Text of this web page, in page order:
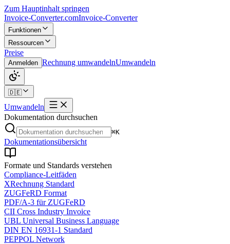
Zum Hauptinhalt springen
Invoice-Converter.comInvoice-Converter
Funktionen
Ressourcen
Preise
Anmelden Rechnung umwandelnUmwandeln
🇩🇪
Umwandeln
Dokumentation durchsuchen
⌘K
Dokumentationsübersicht
Formate und Standards verstehen
Compliance-Leitfäden
XRechnung Standard
ZUGFeRD Format
PDF/A-3 für ZUGFeRD
CII Cross Industry Invoice
UBL Universal Business Language
DIN EN 16931-1 Standard
PEPPOL Network